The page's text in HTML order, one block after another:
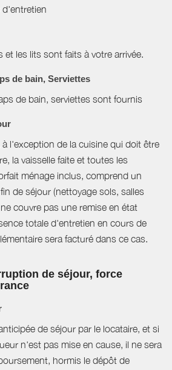
les lits sont faits à votre arrivée.
de bain, Serviettes
de bain, serviettes sont fournis
l'exception de la cuisine qui doit être
la vaisselle faite et toutes les
ménage inclus, comprend un
de séjour (nettoyage sols, salles
couvre pas une remise en état
totale d'entretien en cours de
sera facturé dans ce cas.
de séjour, force
de séjour par le locataire, et si
n'est pas mise en cause, il ne sera
hormis le dépôt de